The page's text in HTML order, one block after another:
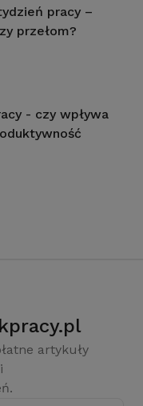
pracy –
przełom?
- czy wpływa
artykuły